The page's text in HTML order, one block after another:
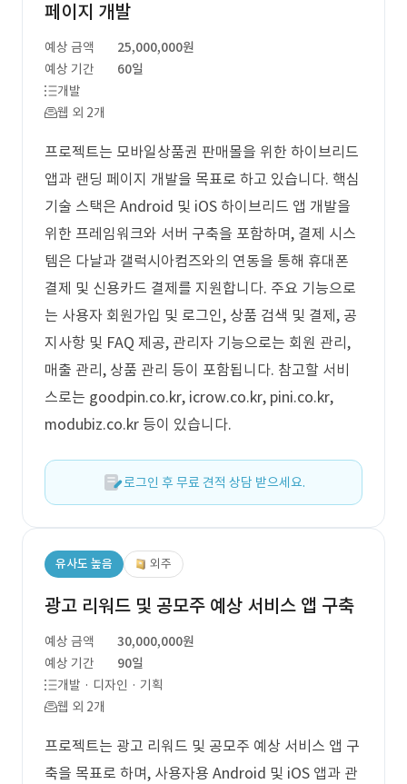
페이지 개발
예상 금액
25,000,000원
예상 기간
60일
개발
웹 외 2개
프로젝트는 모바일상품권 판매몰을 위한 하이브리드
앱과 랜딩 페이지 개발을 목표로 하고 있습니다. 핵심
기술 스택은 Android 및 iOS 하이브리드 앱 개발을
위한 프레임워크와 서버 구축을 포함하며, 결제 시스
템은 다날과 갤럭시아컴즈와의 연동을 통해 휴대폰
결제 및 신용카드 결제를 지원합니다. 주요 기능으로
는 사용자 회원가입 및 로그인, 상품 검색 및 결제, 공
지사항 및 FAQ 제공, 관리자 기능으로는 회원 관리,
매출 관리, 상품 관리 등이 포함됩니다. 참고할 서비
스로는 goodpin.co.kr, icrow.co.kr, pini.co.kr,
modubiz.co.kr 등이 있습니다.
로그인 후 무료 견적 상담 받으세요.
유사도 높음 외주
광고 리워드 및 공모주 예상 서비스 앱 구축
예상 금액
30,000,000원
예상 기간
90일
개발 · 디자인 · 기획
웹 외 2개
프로젝트는 광고 리워드 및 공모주 예상 서비스 앱 구
축을 목표로 하며, 사용자용 Android 및 iOS 앱과 관